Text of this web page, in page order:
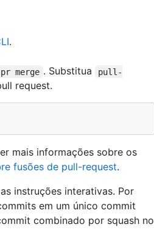
.
merge . Substitua
pull-
request.
mais informações sobre os
fusões de pull-request.
instruções interativas. Por
em um único commit
combinado por squash no